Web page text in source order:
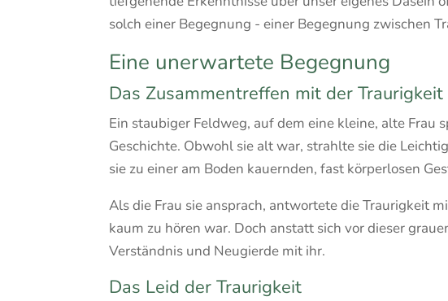
solch einer Begegnung - einer Begegnung zwischen
Eine unerwartete Begegnung
Das Zusammentreffen mit der Traurigkeit
Ein staubiger Feldweg, auf dem eine kleine, alte Frau
Geschichte. Obwohl sie alt war, strahlte sie die
sie zu einer am Boden kauernden, fast körperlosen
Als die Frau sie ansprach, antwortete die Traurigkeit
kaum zu hören war. Doch anstatt sich vor dieser
Verständnis und Neugierde mit ihr.
Das Leid der Traurigkeit